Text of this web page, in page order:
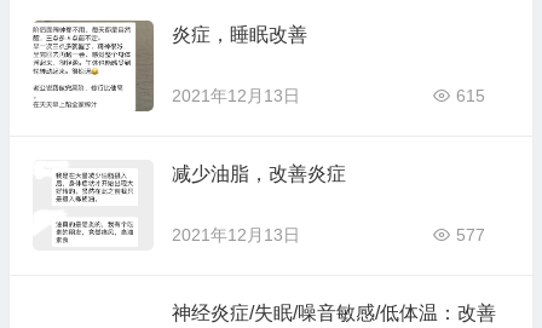
炎症，睡眠改善
2021年12月13日 615
减少油脂，改善炎症
2021年12月13日 577
神经炎症/失眠/噪音敏感/低体温：改善